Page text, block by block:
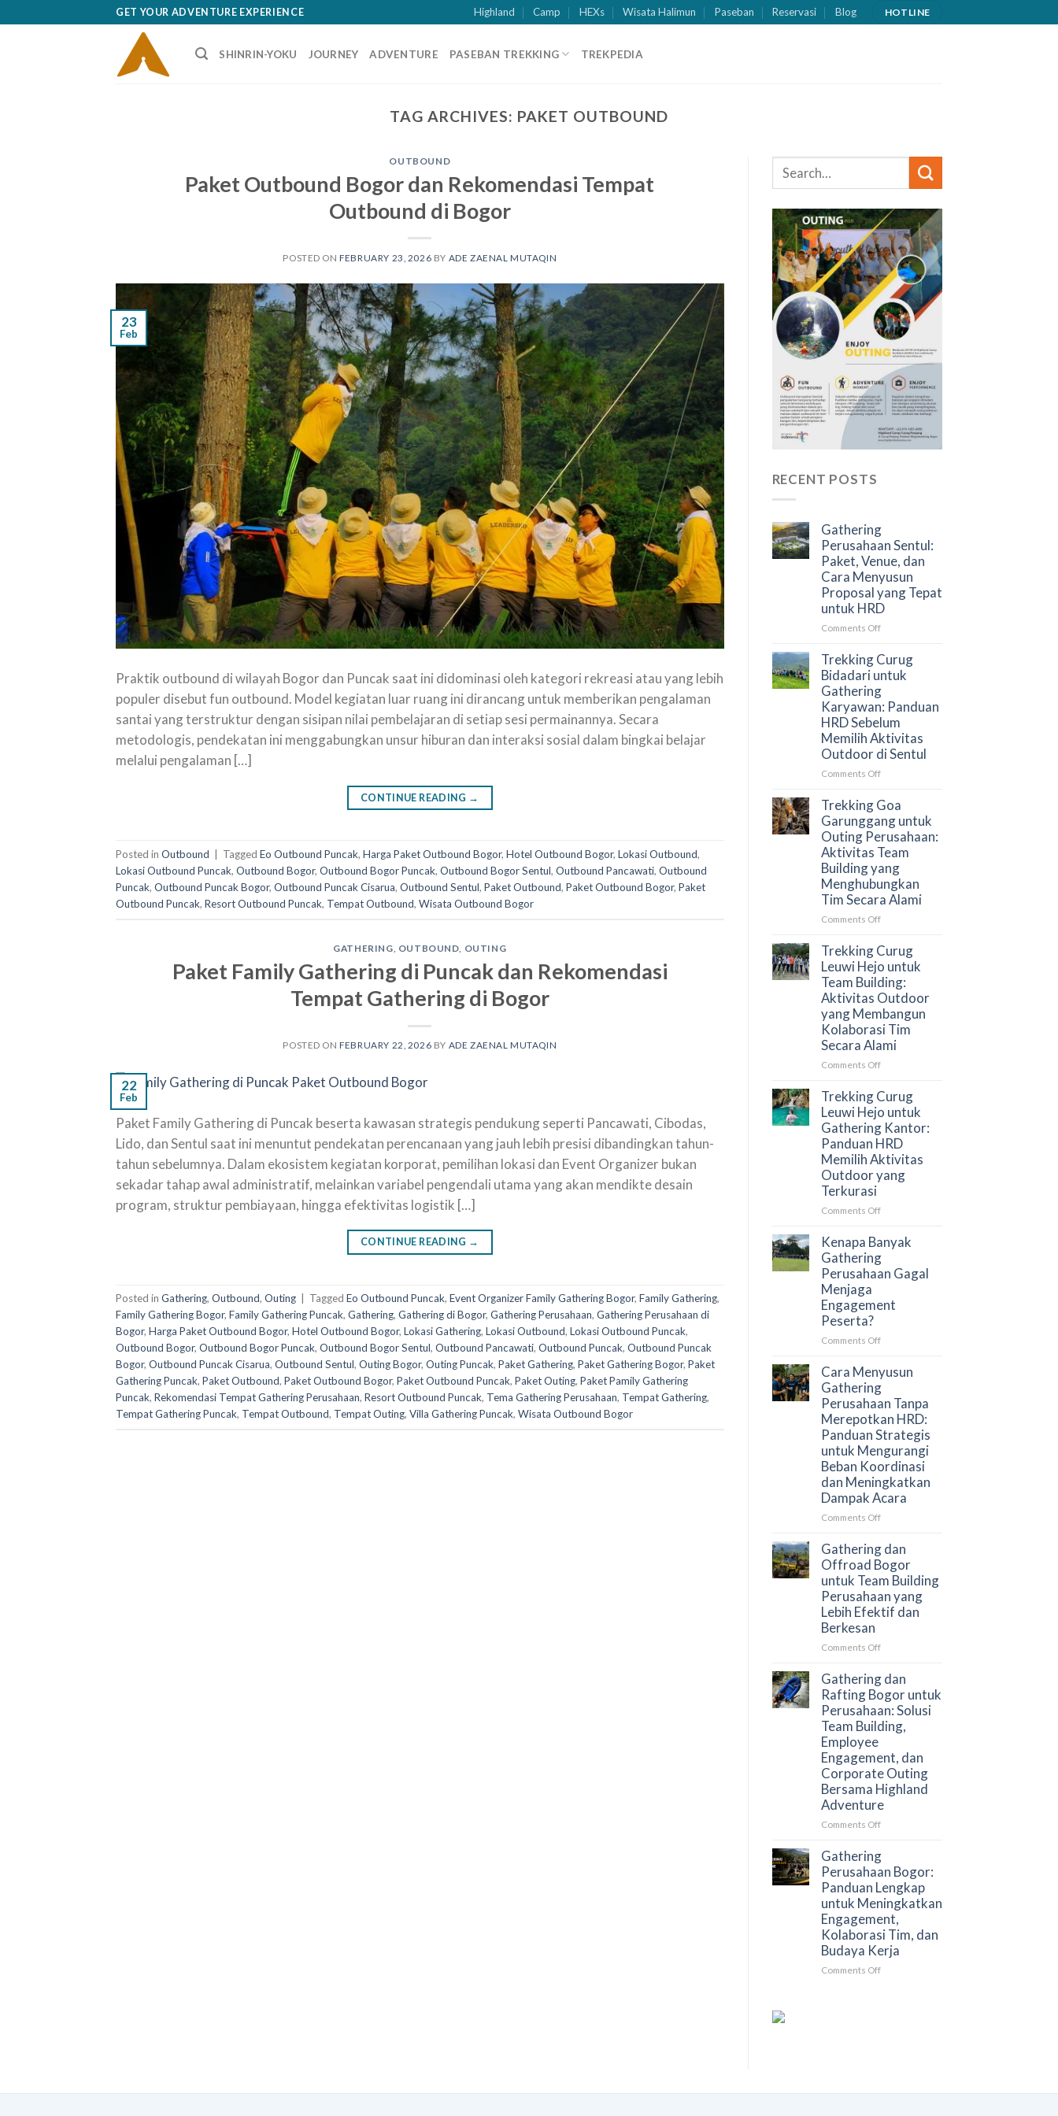
to
GET YOUR ADVENTURE EXPERIENCE Highland Camp HEXs Wisata Halimun Paseban Reservasi Blog HOTLINE
SHINRIN-YOKU JOURNEY ADVENTURE PASEBAN TREKKING TREKPEDIA
TAG ARCHIVES: PAKET OUTBOUND
OUTBOUND
Paket Outbound Bogor dan Rekomendasi Tempat
Outbound di Bogor
POSTED ONFEBRUARY 23, 2026 BY ADE ZAENAL MUTAQIN
23
Feb
Praktik outbound di wilayah Bogor dan Puncak saat ini didominasi oleh kategori rekreasi atau yang lebih
populer disebut fun outbound. Model kegiatan luar ruang ini dirancang untuk memberikan pengalaman
santai yang terstruktur dengan sisipan nilai pembelajaran di setiap sesi permainannya. Secara
metodologis, pendekatan ini menggabungkan unsur hiburan dan interaksi sosial dalam bingkai belajar
melalui pengalaman […]
CONTINUE READING →
Posted in Outbound Tagged Eo Outbound Puncak, Harga Paket Outbound Bogor, Hotel Outbound Bogor, Lokasi Outbound,
Lokasi Outbound Puncak, Outbound Bogor, Outbound Bogor Puncak, Outbound Bogor Sentul, Outbound Pancawati, Outbound
Puncak, Outbound Puncak Bogor, Outbound Puncak Cisarua, Outbound Sentul, Paket Outbound, Paket Outbound Bogor, Paket
Outbound Puncak, Resort Outbound Puncak, Tempat Outbound, Wisata Outbound Bogor
GATHERING OUTBOUND OUTING
Paket Family Gathering di Puncak dan Rekomendasi
Tempat Gathering di Bogor
POSTED ONFEBRUARY 22, 2026 BY ADE ZAENAL MUTAQIN
22
Feb
Paket Family Gathering di Puncak beserta kawasan strategis pendukung seperti Pancawati, Cibodas,
Lido, dan Sentul saat ini menuntut pendekatan perencanaan yang jauh lebih presisi dibandingkan tahun-
tahun sebelumnya. Dalam ekosistem kegiatan korporat, pemilihan lokasi dan Event Organizer bukan
sekadar tahap awal administratif, melainkan variabel pengendali utama yang akan mendikte desain
program, struktur pembiayaan, hingga efektivitas logistik […]
CONTINUE READING →
Posted in Gathering, Outbound, Outing Tagged Eo Outbound Puncak, Event Organizer Family Gathering Bogor, Family Gathering,
Family Gathering Bogor, Family Gathering Puncak, Gathering, Gathering di Bogor, Gathering Perusahaan, Gathering Perusahaan di
Bogor, Harga Paket Outbound Bogor, Hotel Outbound Bogor, Lokasi Gathering, Lokasi Outbound, Lokasi Outbound Puncak,
Outbound Bogor, Outbound Bogor Puncak, Outbound Bogor Sentul, Outbound Pancawati, Outbound Puncak, Outbound Puncak
Bogor, Outbound Puncak Cisarua, Outbound Sentul, Outing Bogor, Outing Puncak, Paket Gathering, Paket Gathering Bogor, Paket
Gathering Puncak, Paket Outbound, Paket Outbound Bogor, Paket Outbound Puncak, Paket Outing, Paket Pamily Gathering
Puncak, Rekomendasi Tempat Gathering Perusahaan, Resort Outbound Puncak, Tema Gathering Perusahaan, Tempat Gathering,
Tempat Gathering Puncak, Tempat Outbound, Tempat Outing, Villa Gathering Puncak, Wisata Outbound Bogor
RECENT POSTS
Gathering
Perusahaan Sentul:
Paket, Venue, dan
Cara Menyusun
Proposal yang Tepat
untuk HRD
Comments Offon
Perusahaan
Sentul:
Paket,
Venue,
dan
Cara
Menyusun
Proposal
yang
untuk
HRD
Trekking Curug
Bidadari untuk
Gathering
Karyawan: Panduan
HRD Sebelum
Memilih Aktivitas
Outdoor di Sentul
Comments Offon
Curug
Bidadari
untuk
Gathering
Karyawan:
Panduan
HRD
Sebelum
Memilih
Outdoor
di
Sentul
Trekking Goa
Garunggang untuk
Outing Perusahaan:
Aktivitas Team
Building yang
Menghubungkan
Tim Secara Alami
Comments Offon
Goa
Garunggang
untuk
Outing
Perusahaan:
Aktivitas
Team
Building
yang
Tim
Secara
Alami
Trekking Curug
Leuwi Hejo untuk
Team Building:
Aktivitas Outdoor
yang Membangun
Kolaborasi Tim
Secara Alami
Comments Offon
Curug
Leuwi
Hejo
untuk
Team
Building:
Aktivitas
yang
Kolaborasi
Tim
Secara
Alami
Trekking Curug
Leuwi Hejo untuk
Gathering Kantor:
Panduan HRD
Memilih Aktivitas
Outdoor yang
Terkurasi
Comments Offon
Curug
Leuwi
Hejo
untuk
Kantor:
HRD
Outdoor
yang
Terkurasi
Kenapa Banyak
Gathering
Perusahaan Gagal
Menjaga
Engagement
Peserta?
Comments Offon
Banyak
Gathering
Perusahaan
Gagal
Menjaga
Engagement
Peserta?
Cara Menyusun
Gathering
Perusahaan Tanpa
Merepotkan HRD:
Panduan Strategis
untuk Mengurangi
Beban Koordinasi
dan Meningkatkan
Dampak Acara
Comments Offon
Menyusun
Gathering
Perusahaan
Tanpa
Merepotkan
HRD:
Strategis
Mengurangi
Beban
Koordinasi
dan
Meningkatkan
Acara
Gathering dan
Offroad Bogor
untuk Team Building
Perusahaan yang
Lebih Efektif dan
Berkesan
Comments Offon
dan
Offroad
Bogor
untuk
Team
Perusahaan
yang
Lebih
Efektif
Gathering dan
Rafting Bogor untuk
Perusahaan: Solusi
Team Building,
Employee
Engagement, dan
Corporate Outing
Bersama Highland
Adventure
Comments Offon
dan
Rafting
Bogor
untuk
Perusahaan:
Solusi
Team
Building,
Employee
Gathering
Perusahaan Bogor:
Panduan Lengkap
untuk Meningkatkan
Engagement,
Kolaborasi Tim, dan
Budaya Kerja
Comments Offon
Kolaborasi